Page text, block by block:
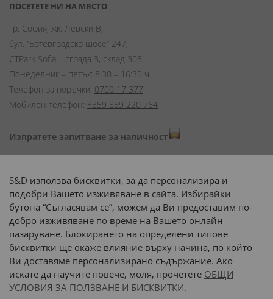
ПОСЕТЕТЕ НИ НА МЯСТО
гр. София, жк. Левски В,
бул. “Ботевградско шосе” 247,
CTPark Sofia – сграда 3, склад 303
Понеделник – петък: 8:30 – 16:30 ч.
Телефон за поръчки: 0700 17 377
Мобилен телефон: +359 889 220 764
Изпратете запитване за наличност
Начини на плащане:
Доставка до адрес с:
или
наш транспорт
S&D използва бисквитки, за да персонализира и
подобри Вашето изживяване в сайта. Избирайки
бутона “Съгласявам се”, можем да Ви предоставим по-
добро изживяване по време на Вашето онлайн
пазаруване. Блокирането на определени типове
бисквитки ще окаже влияние върху начина, по който
Ви доставяме персонализирано съдържание. Ако
искате да научите повече, моля, прочетете ОБЩИ
УСЛОВИЯ ЗА ПОЛЗВАНЕ И БИСКВИТКИ.